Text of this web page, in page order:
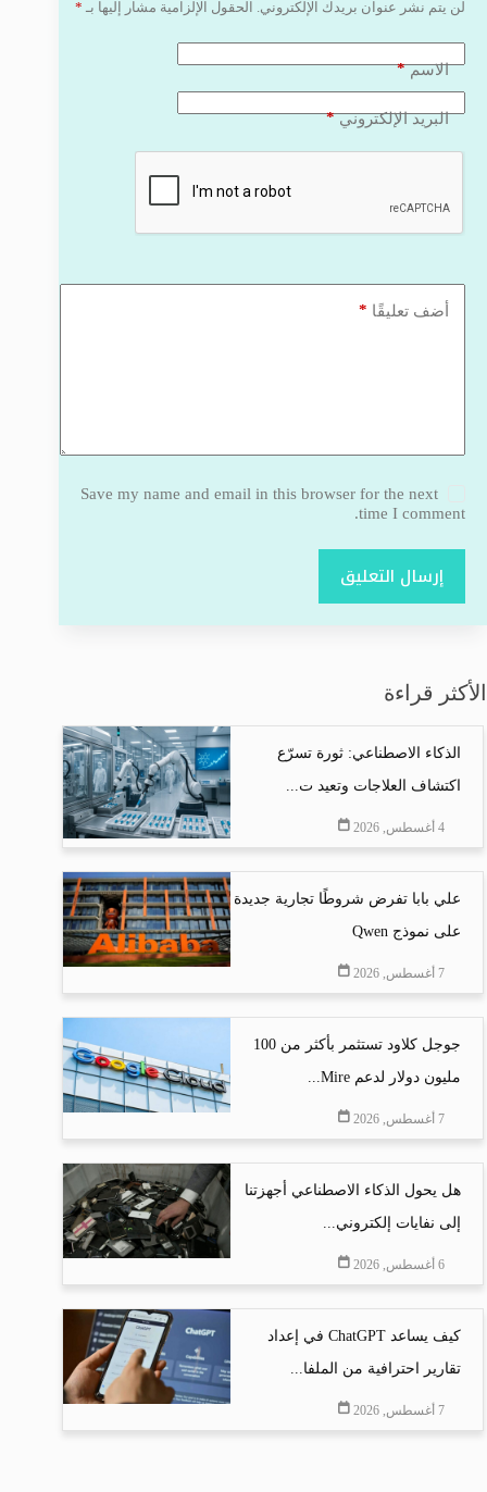
لن يتم نشر عنوان بريدك الإلكتروني. الحقول الإلزامية مشار إليها بـ *
الاسم*
البريد الإلكتروني*
أضف تعليقًا *
Save my name and email in this browser for the next
time I comment.
إرسال التعليق
الأكثر قراءة
الذكاء الاصطناعي: ثورة تسرّع
اكتشاف العلاجات وتعيد ت...
4 أغسطس, 2026
علي بابا تفرض شروطًا تجارية جديدة
على نموذج Qwen
7 أغسطس, 2026
جوجل كلاود تستثمر بأكثر من 100
مليون دولار لدعم Mire...
7 أغسطس, 2026
هل يحول الذكاء الاصطناعي أجهزتنا
إلى نفايات إلكتروني...
6 أغسطس, 2026
كيف يساعد ChatGPT في إعداد
تقارير احترافية من الملفا...
7 أغسطس, 2026